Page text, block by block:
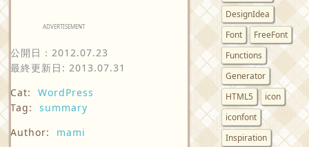
ADVERTISEMENT
公開日： 2012.07.23
最終更新日: 2013.07.31
Cat:
WordPress
Tag:
summary
Author:
mami
DesignIdea
Font
FreeFont
Functions
Generator
HTML5
icon
iconfont
Inspiration